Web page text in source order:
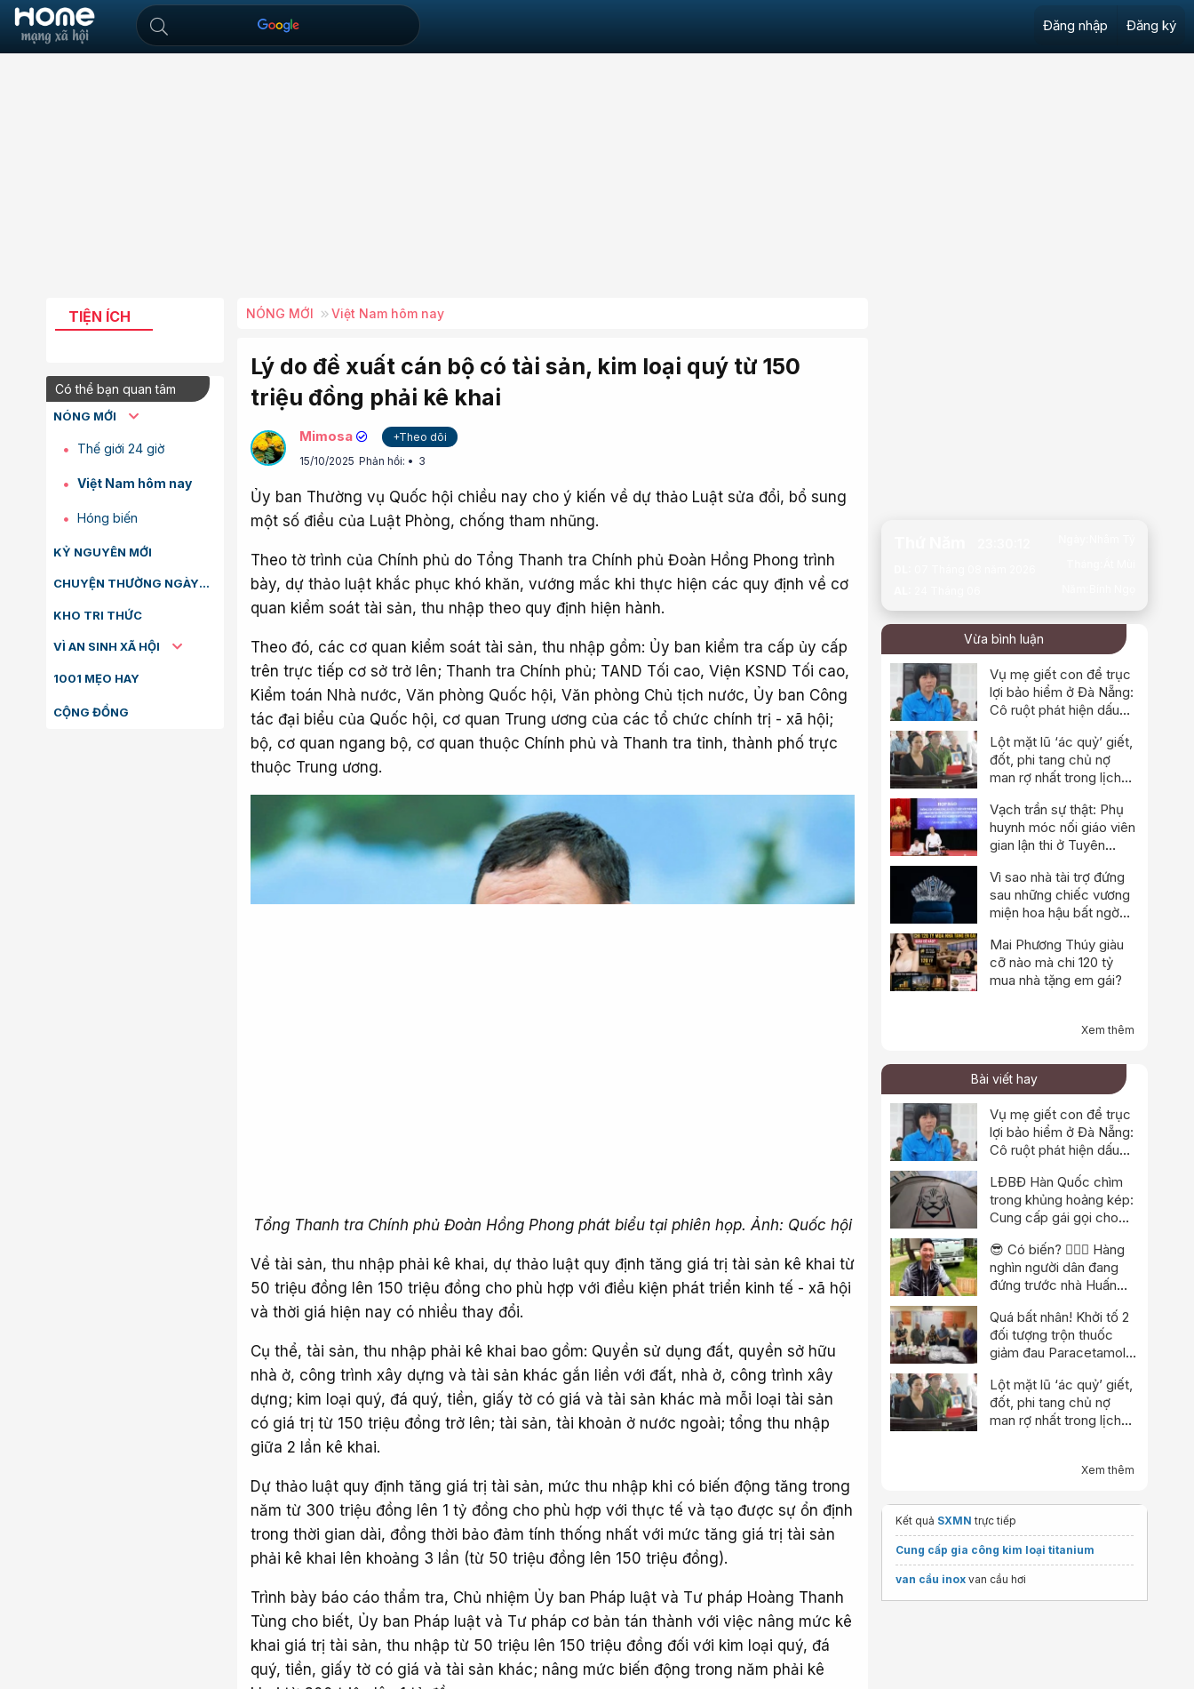
Đăng nhập Đăng ký
TIỆN ÍCH
Có thể bạn quan tâm
NÓNG MỚI
Thế giới 24 giờ
Việt Nam hôm nay
Hóng biến
KỶ NGUYÊN MỚI
CHUYỆN THƯỜNG NGÀY
KHO TRI THỨC
VÌ AN SINH XÃ HỘI
1001 MẸO HAY
CỘNG ĐỒNG
NÓNG MỚI Việt Nam hôm nay
Lý do đề xuất cán bộ có tài sản, kim loại quý từ 150
triệu đồng phải kê khai
Mimosa
+Theo dõi
15/10/2025 Phản hồi: 3
Ủy ban Thường vụ Quốc hội chiều nay cho ý kiến về dự thảo Luật sửa đổi, bổ sung
một số điều của Luật Phòng, chống tham nhũng.
Theo tờ trình của Chính phủ do Tổng Thanh tra Chính phủ Đoàn Hồng Phong trình
bày, dự thảo luật khắc phục khó khăn, vướng mắc khi thực hiện các quy định về cơ
quan kiểm soát tài sản, thu nhập theo quy định hiện hành.
Theo đó, các cơ quan kiểm soát tài sản, thu nhập gồm: Ủy ban kiểm tra cấp ủy cấp
trên trực tiếp cơ sở trở lên; Thanh tra Chính phủ; TAND Tối cao, Viện KSND Tối cao,
Kiểm toán Nhà nước, Văn phòng Quốc hội, Văn phòng Chủ tịch nước, Ủy ban Công
tác đại biểu của Quốc hội, cơ quan Trung ương của các tổ chức chính trị - xã hội;
bộ, cơ quan ngang bộ, cơ quan thuộc Chính phủ và Thanh tra tỉnh, thành phố trực
thuộc Trung ương.
Tổng Thanh tra Chính phủ Đoàn Hồng Phong phát biểu tại phiên họp. Ảnh: Quốc hội
Về tài sản, thu nhập phải kê khai, dự thảo luật quy định tăng giá trị tài sản kê khai từ
50 triệu đồng lên 150 triệu đồng cho phù hợp với điều kiện phát triển kinh tế - xã hội
và thời giá hiện nay có nhiều thay đổi.
Cụ thể, tài sản, thu nhập phải kê khai bao gồm: Quyền sử dụng đất, quyền sở hữu
nhà ở, công trình xây dựng và tài sản khác gắn liền với đất, nhà ở, công trình xây
dựng; kim loại quý, đá quý, tiền, giấy tờ có giá và tài sản khác mà mỗi loại tài sản
có giá trị từ 150 triệu đồng trở lên; tài sản, tài khoản ở nước ngoài; tổng thu nhập
giữa 2 lần kê khai.
Dự thảo luật quy định tăng giá trị tài sản, mức thu nhập khi có biến động tăng trong
năm từ 300 triệu đồng lên 1 tỷ đồng cho phù hợp với thực tế và tạo được sự ổn định
trong thời gian dài, đồng thời bảo đảm tính thống nhất với mức tăng giá trị tài sản
phải kê khai lên khoảng 3 lần (từ 50 triệu đồng lên 150 triệu đồng).
Trình bày báo cáo thẩm tra, Chủ nhiệm Ủy ban Pháp luật và Tư pháp Hoàng Thanh
Tùng cho biết, Ủy ban Pháp luật và Tư pháp cơ bản tán thành với việc nâng mức kê
khai giá trị tài sản, thu nhập từ 50 triệu lên 150 triệu đồng đối với kim loại quý, đá
quý, tiền, giấy tờ có giá và tài sản khác; nâng mức biến động trong năm phải kê
Vừa bình luận
Vụ mẹ giết con để trục
lợi bảo hiểm ở Đà Nẵng:
Cô ruột phát hiện dấu
Lột mặt lũ ‘ác quỷ’ giết,
đốt, phi tang chủ nợ
man rợ nhất trong lịch
Vạch trần sự thật: Phụ
huynh móc nối giáo viên
gian lận thi ở Tuyên
Vì sao nhà tài trợ đứng
sau những chiếc vương
miện hoa hậu bất ngờ
động?
Mai Phương Thúy giàu
cỡ nào mà chi 120 tỷ
mua nhà tặng em gái?
Xem thêm
Bài viết hay
Vụ mẹ giết con để trục
lợi bảo hiểm ở Đà Nẵng:
Cô ruột phát hiện dấu
LĐBĐ Hàn Quốc chìm
trong khủng hoảng kép:
Cung cấp gái gọi cho
kích trụ sở
😎 Có biến? 👮🏻‍♂️ Hàng
nghìn người dân đang
đứng trước nhà Huấn
Quá bất nhân! Khởi tố 2
đối tượng trộn thuốc
giảm đau Paracetamol
chữa bách bệnh
Lột mặt lũ ‘ác quỷ’ giết,
đốt, phi tang chủ nợ
man rợ nhất trong lịch
Xem thêm
Kết quả SXMN trực tiếp
Cung cấp gia công kim loại titanium
van cầu inox van cầu hơi